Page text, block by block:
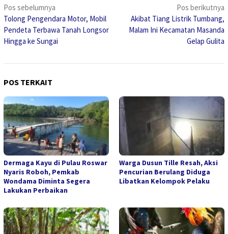
Navigasi
pos
Pos sebelumnya
Tolong Pengendara Motor, Mobil
Pendeta Terbawa Tanah Longsor
Hingga ke Sungai
Pos berikutnya
Akibat Tiang Listrik Tumbang,
Malam Ini Kecamatan Masanda
Gelap Gulita
POS TERKAIT
Dermaga Kayu di Pulau Roswar
Nyaris Roboh, Pemkab
Wondama Diminta Segera
Lakukan Perbaikan
Warga Dusun Tille Resah, Aksi
Pencurian Berulang Diduga
Libatkan Kelompok Pelaku